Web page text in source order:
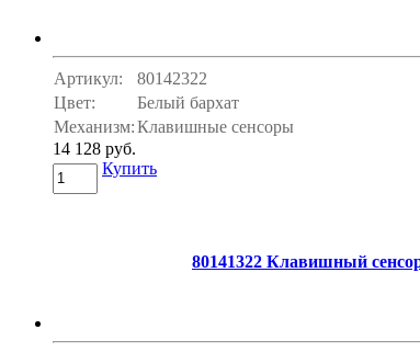
Артикул:
80142322
Цвет:
Белый бархат
Механизм:Клавишные сенсоры
14 128 руб.
Купить
80141322 Клавишный